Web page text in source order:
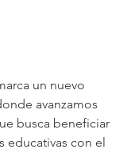
un nuevo
avanzamos
busca beneficiar
educativas con el